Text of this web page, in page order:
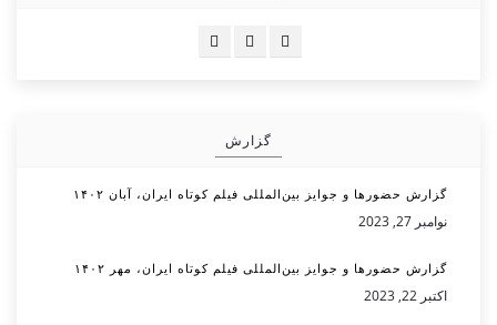
گزارش
گزارش حضورها و جوایز بین‌المللی فیلم کوتاه ایران، آبان ۱۴۰۲
نوامبر 27, 2023
گزارش حضورها و جوایز بین‌المللی فیلم کوتاه ایران، مهر ۱۴۰۲
اکتبر 22, 2023